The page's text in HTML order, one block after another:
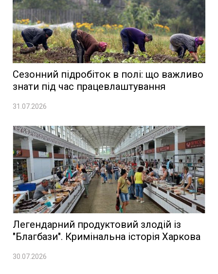
Сезонний підробіток в полі: що важливо
знати під час працевлаштування
31.07.2026
Легендарний продуктовий злодій із
"Благбази". Кримінальна історія Харкова
30.07.2026